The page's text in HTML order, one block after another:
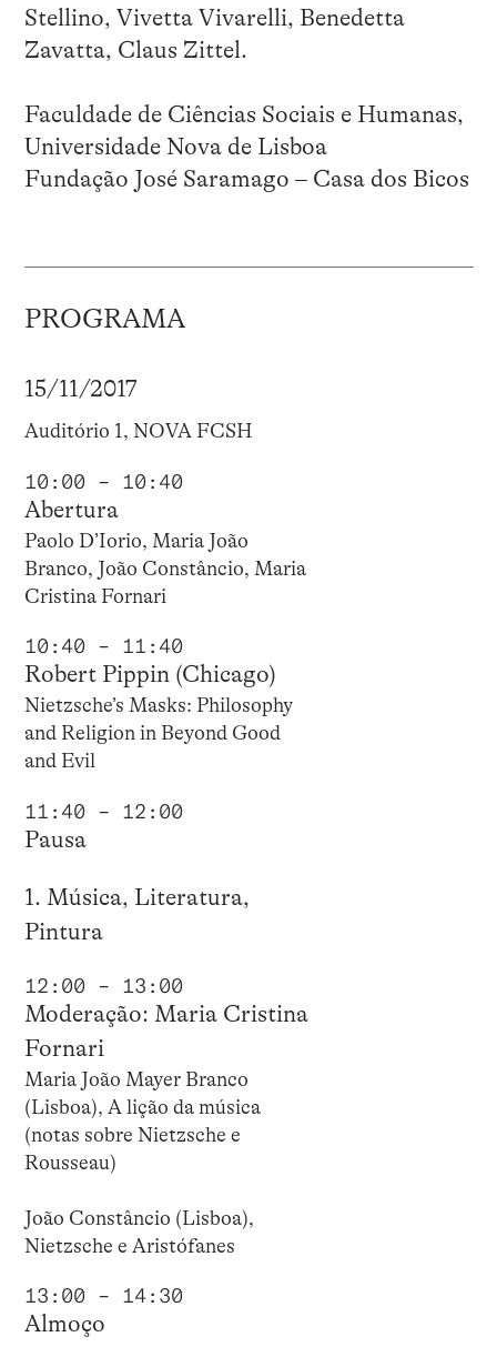
Stellino, Vivetta Vivarelli, Benedetta
Zavatta, Claus Zittel.
Faculdade de Ciências Sociais e Humanas,
Universidade Nova de Lisboa
Fundação José Saramago – Casa dos Bicos
PROGRAMA
15/11/2017
Auditório 1, NOVA FCSH
10:00 – 10:40
Abertura
Paolo D’Iorio, Maria João
Branco, João Constâncio, Maria
Cristina Fornari
10:40 – 11:40
Robert Pippin (Chicago)
Nietzsche’s Masks: Philosophy
and Religion in Beyond Good
and Evil
11:40 – 12:00
Pausa
1. Música, Literatura,
Pintura
12:00 – 13:00
Moderação: Maria Cristina
Fornari
Maria João Mayer Branco
(Lisboa), A lição da música
(notas sobre Nietzsche e
Rousseau)
João Constâncio (Lisboa),
Nietzsche e Aristófanes
13:00 – 14:30
Almoço